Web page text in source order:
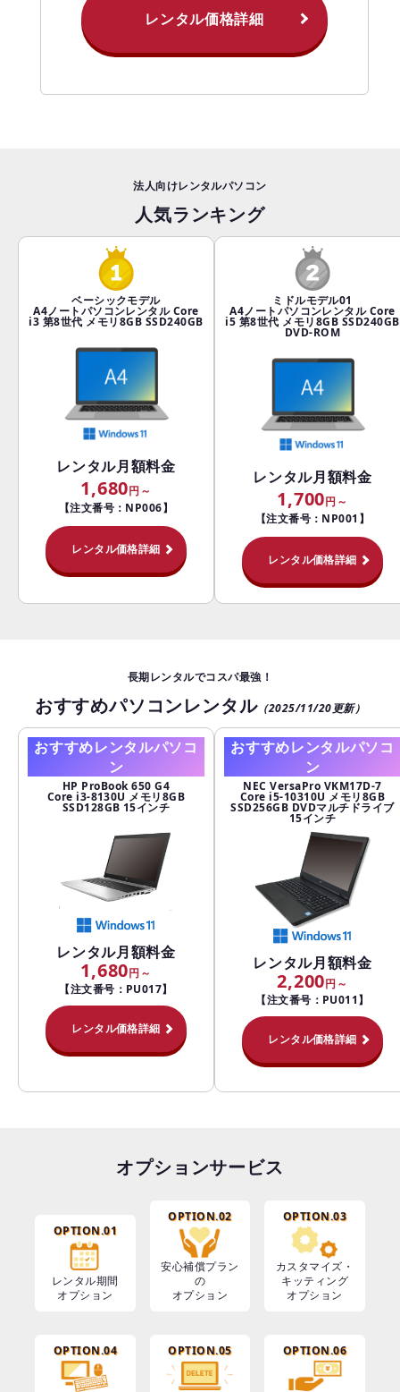
レンタル価格詳細
法人向けレンタルパソコン
人気ランキング
ベーシックモデル
A4ノートパソコンレンタル Core
i3 第8世代 メモリ8GB SSD240GB
レンタル月額料金
1,680
【注文番号：NP006】
レンタル価格詳細
ミドルモデル01
A4ノートパソコンレンタル Core
i5 第8世代 メモリ8GB SSD240GB
DVD-ROM
レンタル月額料金
1,700
【注文番号：NP001】
レンタル価格詳細
長期レンタルでコスパ最強！
おすすめパソコンレンタル（2025/11/20更新）
おすすめレンタルパソコ
ン
HP ProBook 650 G4
Core i3-8130U メモリ8GB
SSD128GB 15インチ
レンタル月額料金
1,680
【注文番号：PU017】
レンタル価格詳細
おすすめレンタルパソコ
ン
NEC VersaPro VKM17D-7
Core i5-10310U メモリ8GB
SSD256GB DVDマルチドライブ
15インチ
レンタル月額料金
2,200
【注文番号：PU011】
レンタル価格詳細
オプションサービス
OPTION.01
レンタル期間
オプション
OPTION.02
安心補償プラン
の
オプション
OPTION.03
カスタマイズ・
キッティング
オプション
OPTION.04 OPTION.05 OPTION.06